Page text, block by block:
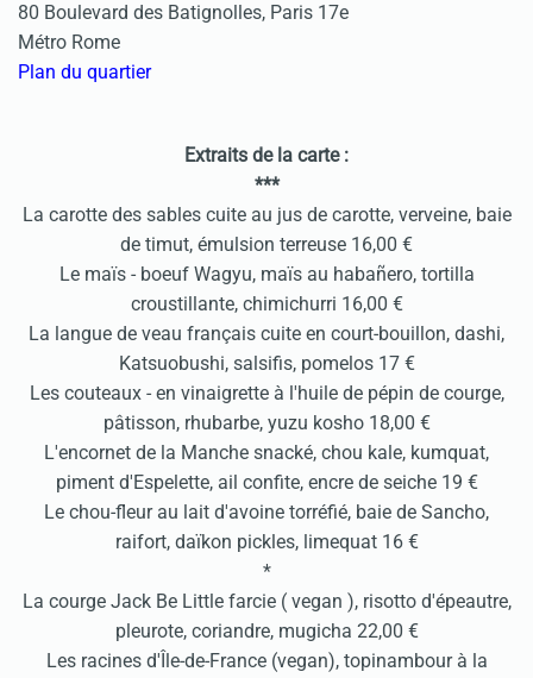
80 Boulevard des Batignolles, Paris 17e
Métro Rome
Plan du quartier
Extraits de la carte :
***
La carotte des sables cuite au jus de carotte, verveine, baie
de timut, émulsion terreuse 16,00 €
Le maïs - boeuf Wagyu, maïs au habañero, tortilla
croustillante, chimichurri 16,00 €
La langue de veau français cuite en court-bouillon, dashi,
Katsuobushi, salsifis, pomelos 17 €
Les couteaux - en vinaigrette à l'huile de pépin de courge,
pâtisson, rhubarbe, yuzu kosho 18,00 €
L'encornet de la Manche snacké, chou kale, kumquat,
piment d'Espelette, ail confite, encre de seiche 19 €
Le chou-fleur au lait d'avoine torréfié, baie de Sancho,
raifort, daïkon pickles, limequat 16 €
*
La courge Jack Be Little farcie ( vegan ), risotto d'épeautre,
pleurote, coriandre, mugicha 22,00 €
Les racines d'Île-de-France (vegan), topinambour à la